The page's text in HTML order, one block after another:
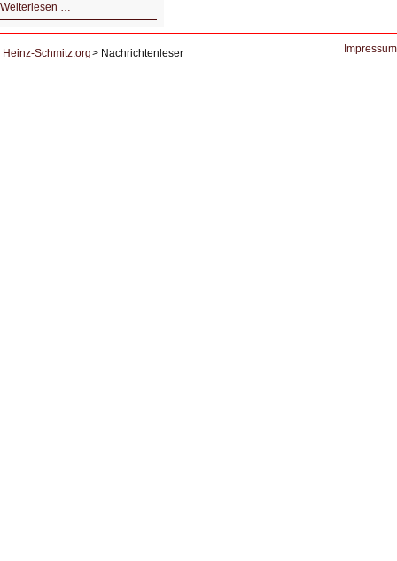
Weiterlesen …
DNS
Heinz-Schmitz.org
Nachrichtenleser Impressum